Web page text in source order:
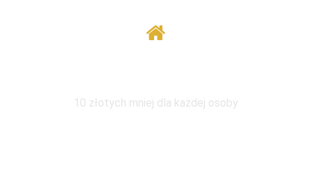
10 złotych mniej dla każdej osoby